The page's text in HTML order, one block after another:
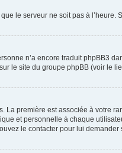
le serveur ne soit pas à l’heure.
n’a encore traduit phpBB3
le site du groupe phpBB (voir le
première est associée à votre
et personnelle à chaque
le contacter pour lui demander